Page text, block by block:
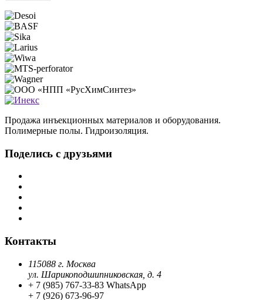
Продажа инъекционных материалов и оборудования.
Полимерные полы. Гидроизоляция.
Поделись с друзьями
Контакты
115088 г. Москва
ул. Шарикоподшипниковская, д. 4
+ 7 (985) 767-33-83 WhatsApp
+ 7 (926) 673-96-97